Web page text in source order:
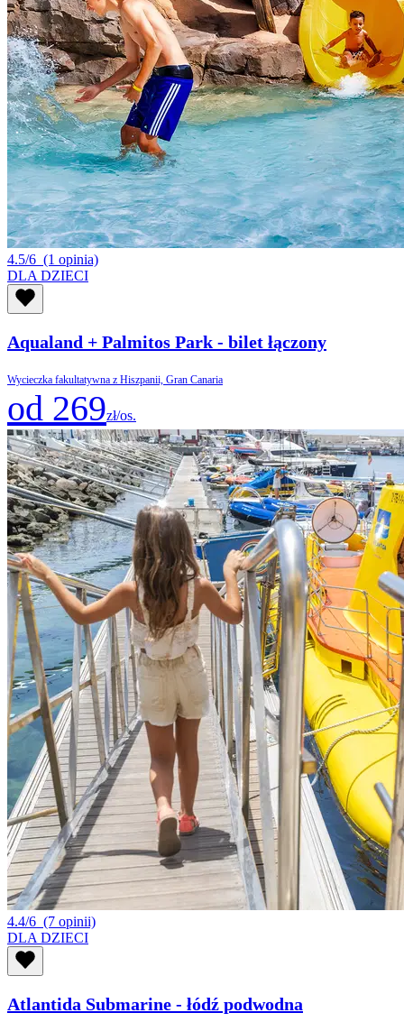
4.5/6 (1 opinia)
DLA DZIECI
Aqualand + Palmitos Park - bilet łączony
Wycieczka fakultatywna z Hiszpanii, Gran Canaria
od 269zł/os.
4.4/6 (7 opinii)
DLA DZIECI
Atlantida Submarine - łódź podwodna